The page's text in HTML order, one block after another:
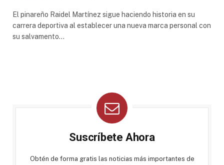
El pinareño Raidel Martínez sigue haciendo historia en su
carrera deportiva al establecer una nueva marca personal con
su salvamento…
Suscríbete Ahora
Obtén de forma gratis las noticias más importantes de